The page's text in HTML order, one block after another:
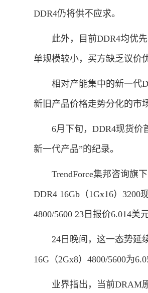
DDR4仍将供不应求。
此外，目前DDR4均优先
单规模较小，买方缺乏议价
相对产能集中的新一代
新旧产品价格走势分化的市
6月下旬，DDR4现货价首
新一代产品”的纪录。
TrendForce集邦咨询旗下
DDR4 16Gb（1Gx16）3200
4800/5600 23日报价6.014美
24日晚间，这一态势延续
16G（2Gx8）4800/5600为
业界指出，当前DRAM原